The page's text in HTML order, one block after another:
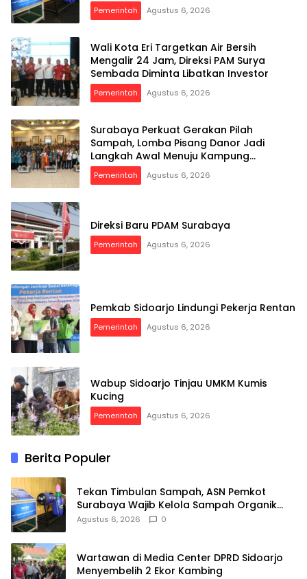
Pemerintah Agustus 6, 2026
Wali Kota Eri Targetkan Air Bersih
Mengalir 24 Jam, Direksi PAM Surya
Sembada Diminta Libatkan Investor
Pemerintah Agustus 6, 2026
Surabaya Perkuat Gerakan Pilah
Sampah, Lomba Pisang Danor Jadi
Langkah Awal Menuju Kampung
Pancasila
Pemerintah Agustus 6, 2026
Direksi Baru PDAM Surabaya
Pemerintah Agustus 6, 2026
Pemkab Sidoarjo Lindungi Pekerja Rentan
Pemerintah Agustus 6, 2026
Wabup Sidoarjo Tinjau UMKM Kumis
Kucing
Pemerintah Agustus 6, 2026
Berita Populer
Tekan Timbulan Sampah, ASN Pemkot
Surabaya Wajib Kelola Sampah Organik
dari Rumah
Agustus 6, 2026 0
Wartawan di Media Center DPRD Sidoarjo
Menyembelih 2 Ekor Kambing